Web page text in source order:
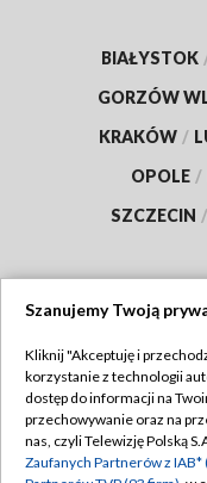
BIAŁYSTOK
GORZÓW
KRAKÓW /
OPOLE /
SZCZECIN /
Abonament TVP
Emisja w TVP
Szanujemy Twoją
Kliknij "Akceptuję i
korzystanie z technologii
dostęp do informacji na
przechowywanie oraz na
nas, czyli Telewizję Polską
Zaufanych Partnerów z